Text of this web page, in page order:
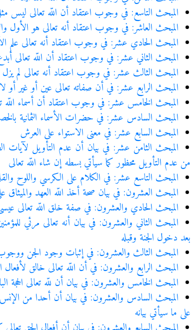
المبحث التاسع: في وجوب اعتقاد أن اللّه تعالى ليس
المبحث العاشر: في وجوب اعتقاد أنه تعالى هو الأول
المبحث الحادي عشر: في وجوب اعتقاد أنه تعالى علم
المبحث الثاني عشر: في وجوب اعتقاد أن اللّه تعالى
المبحث الثالث عشر: في وجوب اعتقاد أنه تعالى لم يزل
المبحث الرابع عشر: في أن صفاته تعالى عين أو غير أو
المبحث الخامس عشر: في وجوب اعتقاد أن أسماء اللّه
المبحث السادس عشر: في حضرات الأسماء الثمانية
المبحث السابع عشر: في معنى الاستواء على العرش
المبحث الثامن عشر: في بيان أن عدم التأويل
من عدم التأويل محظور كما سيأتي بسطه إن شاء اللّه تعالى
المبحث التاسع عشر: في الكلام على الكرسي واللوح
المبحث العشرون: في بيان صحة أخذ اللّه العهد
المبحث الحادي والعشرون: في صفة خلق اللّه تعالى
المبحث الثاني والعشرون: في بيان أنه تعالى مرئي
بعد دخول الجنة وقبله
المبحث الثالث والعشرون: في إثبات وجود الجن
المبحث الرابع والعشرون: في أن اللّه تعالى خالق لأفعال
المبحث الخامس والعشرون: في بيان أن للّه تعالى الحجة
المبحث السادس والعشرون: في بيان أن أحدا من
على ما سيأتي بيانه